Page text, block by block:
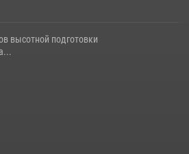
высотной подготовки